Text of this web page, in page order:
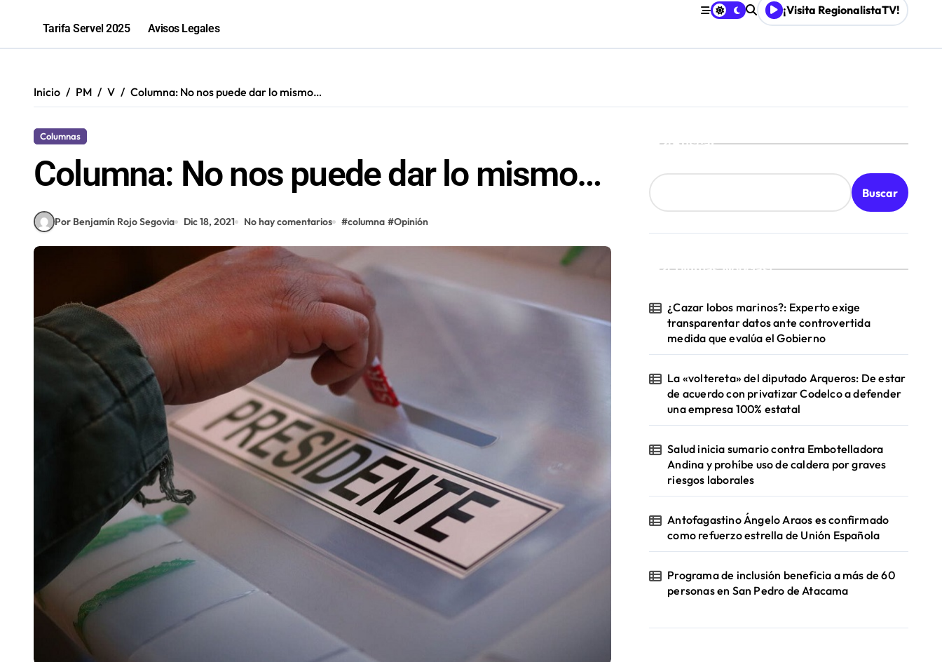
Bomberos de Mejillones fortalecerán su entrenamiento para enfrentar emergencias complejas
25 fueron fatales: Antofagasta registró 7.310 accidentes laborales y de trayecto durante 2025
Tarifa Servel 2025 Avisos Legales
¡Visita RegionalistaTV!
Inicio PM V Columna: No nos puede dar lo mismo…
Columnas
Columna: No nos puede dar lo mismo…
Por Benjamín Rojo Segovia Dic 18, 2021 No hay comentarios #columna #Opinión
Buscar
Buscar
¡Ultimas Noticias!
¿Cazar lobos marinos?: Experto exige
transparentar datos ante controvertida
medida que evalúa el Gobierno
La «voltereta» del diputado Arqueros: De estar
de acuerdo con privatizar Codelco a defender
una empresa 100% estatal
Salud inicia sumario contra Embotelladora
Andina y prohíbe uso de caldera por graves
riesgos laborales
Antofagastino Ángelo Araos es confirmado
como refuerzo estrella de Unión Española
Programa de inclusión beneficia a más de 60
personas en San Pedro de Atacama